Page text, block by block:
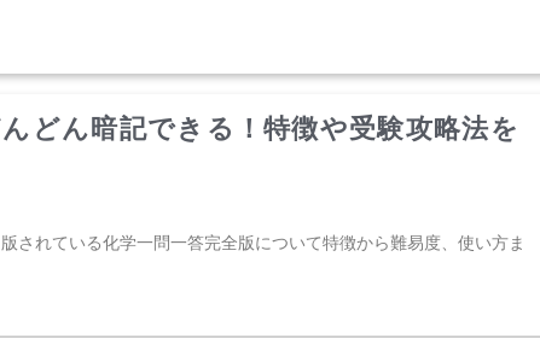
どん暗記できる！特徴や受験攻略法を
されている化学一問一答完全版について特徴から難易度、使い方ま